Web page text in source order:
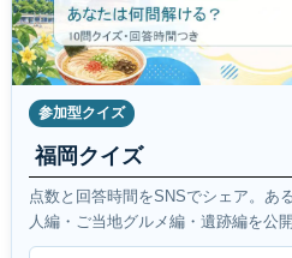
参加型クイズ
福岡クイズ
点数と回答時間をSNSでシェア。あ
人編・ご当地グルメ編・遺跡編を公開